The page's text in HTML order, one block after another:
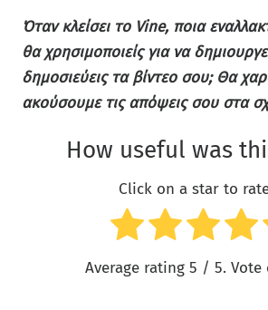
Όταν κλείσει το Vine, ποια
θα χρησιμοποιείς για να
δημοσιεύεις τα βίντεο σου; Θα
ακούσουμε τις απόψεις σου στα
How useful was
Click on a star to
Average rating 5 / 5. Vote